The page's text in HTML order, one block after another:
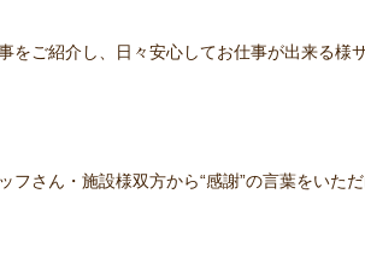
をご紹介し、日々安心してお仕事が出来る様
さん・施設様双方から“感謝”の言葉をいた